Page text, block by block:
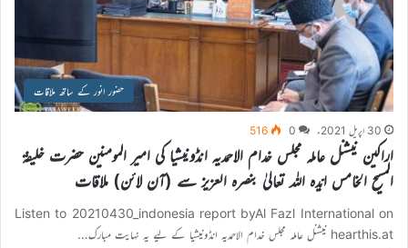
حضور انور کے ساتھ ملاقات
30 اپریل 2021ء 0
516
اراکین نیشنل عاملہ مجلس خدام الاحمدیہ انڈونیشیا کی امیر المومنین حضرت خلیفۃ
المسیح الخامس ایّدہ اللہ تعالیٰ بنصرہ العزیز سے (آن لائن) ملاقات
Listen to 20210430_indonesia report byAl Fazl International on
hearthis.at نیشنل عاملہ مجلس خدام الاحمدیہ انڈونیشیا کے لیے یہ نہایت مبارک…